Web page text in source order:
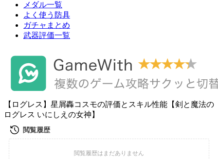
メダル一覧
よく使う防具
ガチャまとめ
武器評価一覧
【ログレス】星屑轟コスモの評価とスキル性能【剣と魔法の
ログレス いにしえの女神】